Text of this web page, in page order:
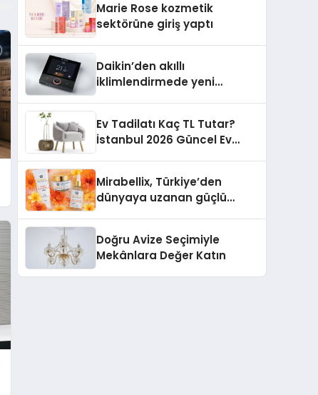
Aldı
Marie Rose kozmetik
sektörüne giriş yaptı
Daikin’den akıllı
iklimlendirmede yeni
Ev Tadilatı Kaç TL Tutar?
İstanbul 2026 Güncel Ev
Mirabellix, Türkiye’den
dünyaya uzanan güçlü
Doğru Avize Seçimiyle
Mekânlara Değer Katın